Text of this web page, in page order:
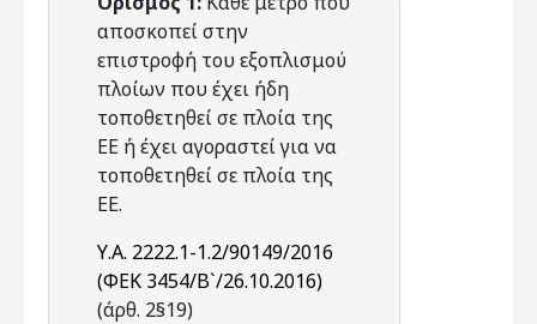
αποσκοπεί στην
επιστροφή του εξοπλισμού
πλοίων που έχει ήδη
τοποθετηθεί σε πλοία της
ΕΕ ή έχει αγοραστεί για να
τοποθετηθεί σε πλοία της
ΕΕ.
Υ.Α. 2222.1-1.2/90149/2016
(ΦΕΚ 3454/Β`/26.10.2016)
(άρθ. 2§19)